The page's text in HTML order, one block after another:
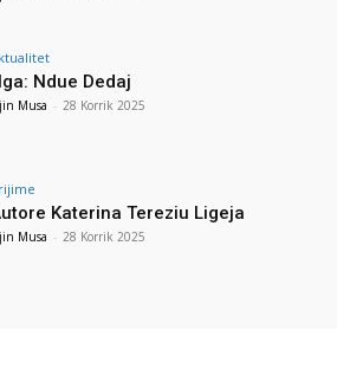
Ndue Dedaj
Musa - 28 Korrik 2025
Katerina Tereziu Ligeja
Musa - 28 Korrik 2025